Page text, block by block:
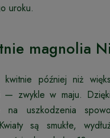
uroku.
magnolia
później niż
— zwykle w maju.
na uszkodzenia
są smukłe,